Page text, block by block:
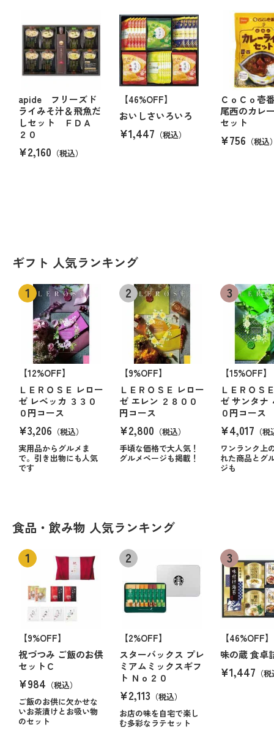
apide フリーズド
ライみそ汁＆飛魚だ
しセット ＦＤＡ
２０
¥2,160 （税込）
【46%OFF】
おいしさいろいろ
¥1,447 （税込）
ＣｏＣｏ壱
尾西のカレ
セット
¥756 （税込
ギフト 人気ランキング
【12%OFF】
ＬＥＲＯＳＥ レロー
ゼ レベッカ ３３０
０円コース
¥3,206 （税込）
実用品からグルメま
で。引き出物にも人気
です
【9%OFF】
ＬＥＲＯＳＥ レロー
ゼ エレン ２８００
円コース
¥2,800 （税込）
手頃な価格で大人気！
グルメページも掲載！
【15%OFF】
ＬＥＲＯＳ
ゼ サンタナ
０円コース
¥4,017 （
ワンランク上
れた商品とグ
ジも
食品・飲み物 人気ランキング
【9%OFF】
祝づつみ ご飯のお供
セットＣ
¥984 （税込）
ご飯のお供に欠かせな
いお茶漬けとお吸い物
のセット
【2%OFF】
スターバックス プレ
ミアムミックスギフ
ト Ｎｏ２０
¥2,113 （税込）
お店の味を自宅で楽し
む多彩なラテセット
【46%OFF】
味の蔵 食卓
¥1,447 （